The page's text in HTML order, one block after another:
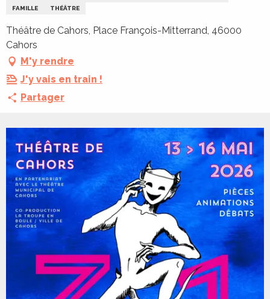
FAMILLE
THÉÂTRE
Théâtre de Cahors, Place François-Mitterrand, 46000
Cahors
M'y rendre
J'y vais en train !
Partager